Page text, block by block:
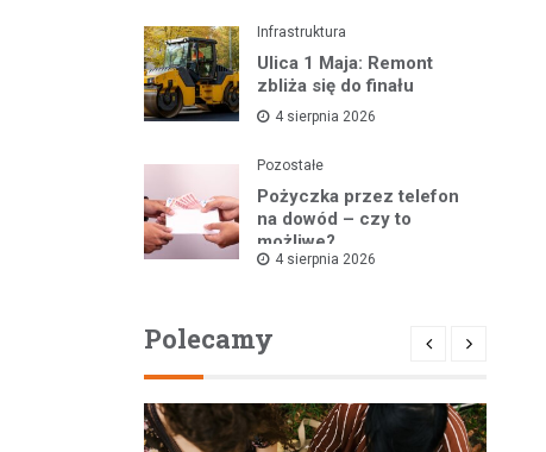
Infrastruktura
Ulica 1 Maja: Remont
zbliża się do finału
4 sierpnia 2026
Pozostałe
Pożyczka przez telefon
na dowód – czy to
możliwe?
4 sierpnia 2026
Polecamy